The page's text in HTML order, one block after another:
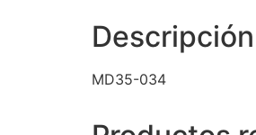
Descripción
MD35-034